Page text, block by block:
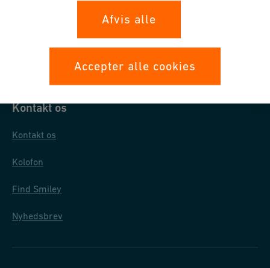
Databeskyttelse
Kontakt os
Kontakt os
Kolofon
Find Smiley
Nyhedsbrev
Afvis alle
Accepter alle cookies